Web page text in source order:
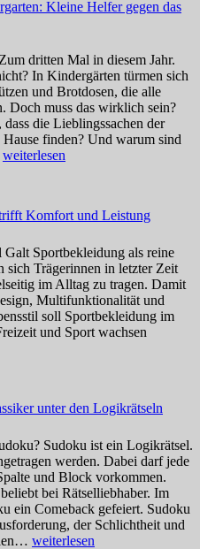
Kleine Helfer gegen das
dritten Mal in diesem Jahr.
In Kindergärten türmen sich
und Brotdosen, die alle
Doch muss das wirklich sein?
die Lieblingssachen der
finden? Und warum sind
Namensaufkleber
Helfer
das
große
Chaos
weiterlesen
Komfort und Leistung
Sportbekleidung als reine
sich Trägerinnen in letzter Zeit
im Alltag zu tragen. Damit
Multifunktionalität und
soll Sportbekleidung im
und Sport wachsen
unter den Logikrätseln
Sudoku ist ein Logikrätsel.
werden. Dabei darf jede
und Block vorkommen.
bei Rätselliebhaber. Im
ein Comeback gefeiert. Sudoku
der Schlichtheit und
Sudoku
weiterlesen